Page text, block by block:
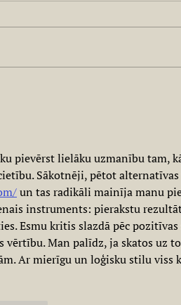
pievērst lielāku uzmanību tam,
Sākotnēji, pētot
un tas radikāli mainīja manu
instruments: pierakstu
Esmu kritis slazdā pēc
vērtību. Man palīdz, ja skatos uz
Ar mierīgu un loģisku stilu viss